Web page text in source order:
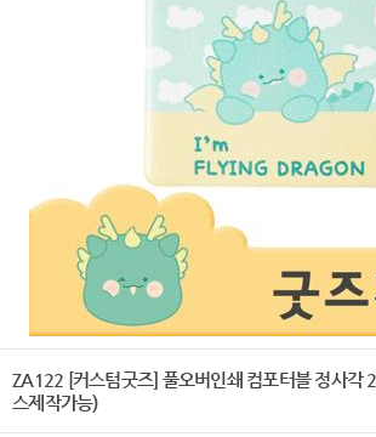
ZA122 [커스텀굿즈] 풀오버인쇄 컴포터블 정사각
스제작가능)